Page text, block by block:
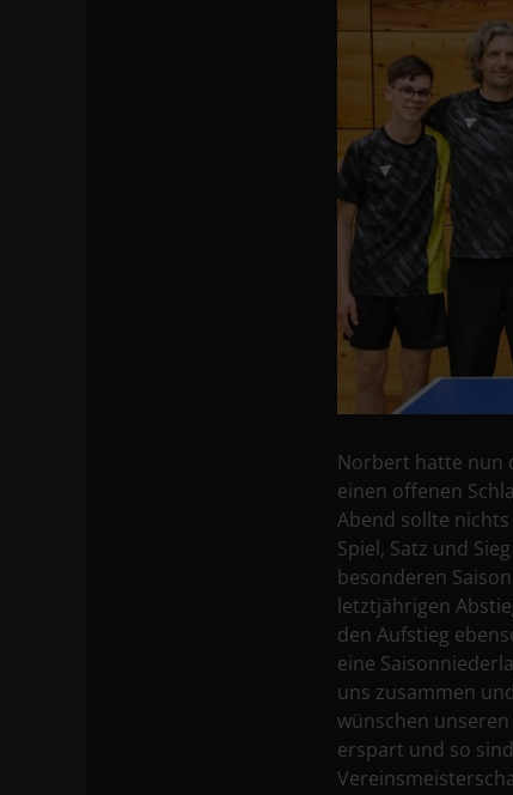
Norbert hatte nun
einen offenen
Abend sollte
Spiel, Satz und
besonderen
letztjährigen
den Aufstieg
eine
uns zusammen
wünschen
erspart und so